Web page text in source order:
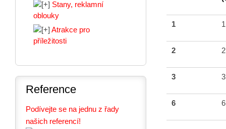
1
2
3
6
Stany, reklamní
oblouky
Atrakce pro
příležitosti
Reference
Podívejte se na jednu z řady
našich referencí!